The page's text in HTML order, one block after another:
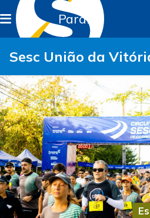
Paraná
Sesc União da